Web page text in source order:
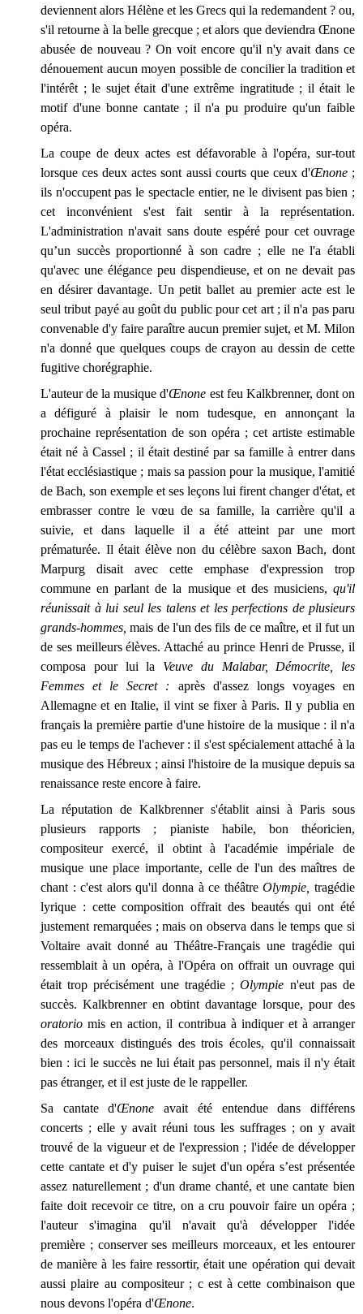
deviennent alors Hélène et les Grecs qui la redemandent ? ou,
s'il retourne à la belle grecque ; et alors que deviendra Œnone
abusée de nouveau ? On voit encore qu'il n'y avait dans ce
dénouement aucun moyen possible de concilier la tradition et
l'intérêt ; le sujet était d'une extrême ingratitude ; il était le
motif d'une bonne cantate ; il n'a pu produire qu'un faible
opéra.
La coupe de deux actes est défavorable à l'opéra, sur-tout
lorsque ces deux actes sont aussi courts que ceux d'Œnone ;
ils n'occupent pas le spectacle entier, ne le divisent pas bien ;
cet inconvénient s'est fait sentir à la représentation.
L'administration n'avait sans doute espéré pour cet ouvrage
qu’un succès proportionné à son cadre ; elle ne l'a établi
qu'avec une élégance peu dispendieuse, et on ne devait pas
en désirer davantage. Un petit ballet au premier acte est le
seul tribut payé au goût du public pour cet art ; il n'a pas paru
convenable d'y faire paraître aucun premier sujet, et M. Milon
n'a donné que quelques coups de crayon au dessin de cette
fugitive chorégraphie.
L'auteur de la musique d'Œnone est feu Kalkbrenner, dont on
a défiguré à plaisir le nom tudesque, en annonçant la
prochaine représentation de son opéra ; cet artiste estimable
était né à Cassel ; il était destiné par sa famille à entrer dans
l'état ecclésiastique ; mais sa passion pour la musique, l'amitié
de Bach, son exemple et ses leçons lui firent changer d'état, et
embrasser contre le vœu de sa famille, la carrière qu'il a
suivie, et dans laquelle il a été atteint par une mort
prématurée. Il était élève non du célèbre saxon Bach, dont
Marpurg disait avec cette emphase d'expression trop
commune en parlant de la musique et des musiciens, qu'il
réunissait à lui seul les talens et les perfections de plusieurs
grands-hommes,mais de l'un des fils de ce maître, et il fut un
de ses meilleurs élèves. Attaché au prince Henri de Prusse, il
composa pour lui la Veuve du Malabar, Démocrite, les
Femmes et le Secret : après d'assez longs voyages en
Allemagne et en Italie, il vint se fixer à Paris. Il y publia en
français la première partie d'une histoire de la musique : il n'a
pas eu le temps de l'achever : il s'est spécialement attaché à la
musique des Hébreux ; ainsi l'histoire de la musique depuis sa
renaissance reste encore à faire.
La réputation de Kalkbrenner s'établit ainsi à Paris sous
plusieurs rapports ; pianiste habile, bon théoricien,
compositeur exercé, il obtint à l'académie impériale de
musique une place importante, celle de l'un des maîtres de
chant : c'est alors qu'il donna à ce théâtreOlympie,tragédie
lyrique : cette composition offrait des beautés qui ont été
justement remarquées ; mais on observa dans le temps que si
Voltaire avait donné au Théâtre-Français une tragédie qui
ressemblait à un opéra, à l'Opéra on offrait un ouvrage qui
était trop précisément une tragédie ;Olympie n'eut pas de
succès. Kalkbrenner en obtint davantage lorsque, pour des
oratoriomis en action, il contribua à indiquer et à arranger
des morceaux distingués des trois écoles, qu'il connaissait
bien : ici le succès ne lui était pas personnel, mais il n'y était
pas étranger, et il est juste de le rappeller.
Sa cantate d'Œnone avait été entendue dans différens
concerts ; elle y avait réuni tous les suffrages ; on y avait
trouvé de la vigueur et de l'expression ; l'idée de développer
cette cantate et d'y puiser le sujet d'un opéra s’est présentée
assez naturellement ; d'un drame chanté, et une cantate bien
faite doit recevoir ce titre, on a cru pouvoir faire un opéra ;
l'auteur s'imagina qu'il n'avait qu'à développer l'idée
première ; conserver ses meilleurs morceaux, et les entourer
de manière à les faire ressortir, était une opération qui devait
aussi plaire au compositeur ; c est à cette combinaison que
nous devons l'opéra d'Œnone.